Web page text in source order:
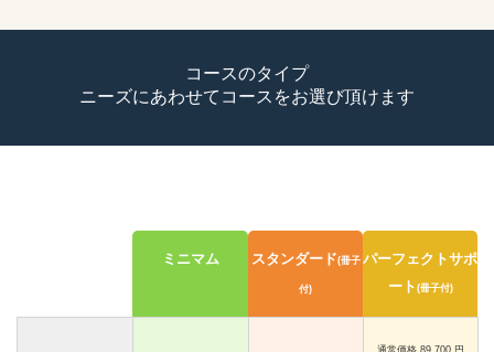
コースのタイプ
ニーズにあわせてコースをお選び頂けます
ミニマム スタンダード(冊子
付)
パーフェクトサポ
ート(冊子付)
通常価格 89,700 円